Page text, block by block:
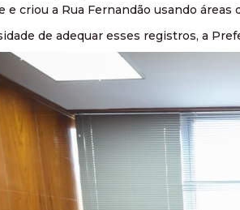
e criou a Rua Fernandão usando áreas
de adequar esses registros, a